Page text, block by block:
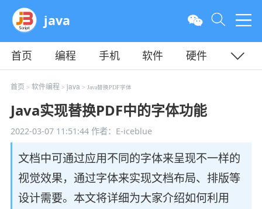
java
首页 编程 手机 软件
硬件
教程
平面 服务器
首页 > 软件编程 > java> Java替换PDF字体
Java实现替换PDF中的字体功能
2022-03-07 11:51:44作者：E-iceblue
文档中可通过应用不同的字体来呈现不一样的
视觉效果，通过字体来实现文档布局、排版等
设计需要。本文将详细为大家介绍如何利用